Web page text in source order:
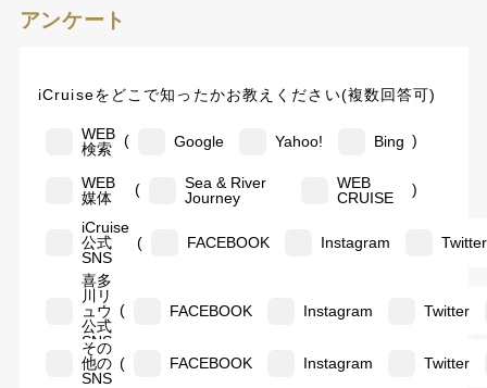
アンケート
iCruiseをどこで知ったかお教えください(複数回答可)
WEB
検索
( Google Yahoo! Bing )
WEB
媒体
(
Sea & River
Journey
WEB
CRUISE
)
iCruise
公式
SNS
( FACEBOOK Instagram Twitter
喜多
川リ
ュウ
公式
SNS
( FACEBOOK Instagram Twitter
その
他の
SNS
( FACEBOOK Instagram Twitter